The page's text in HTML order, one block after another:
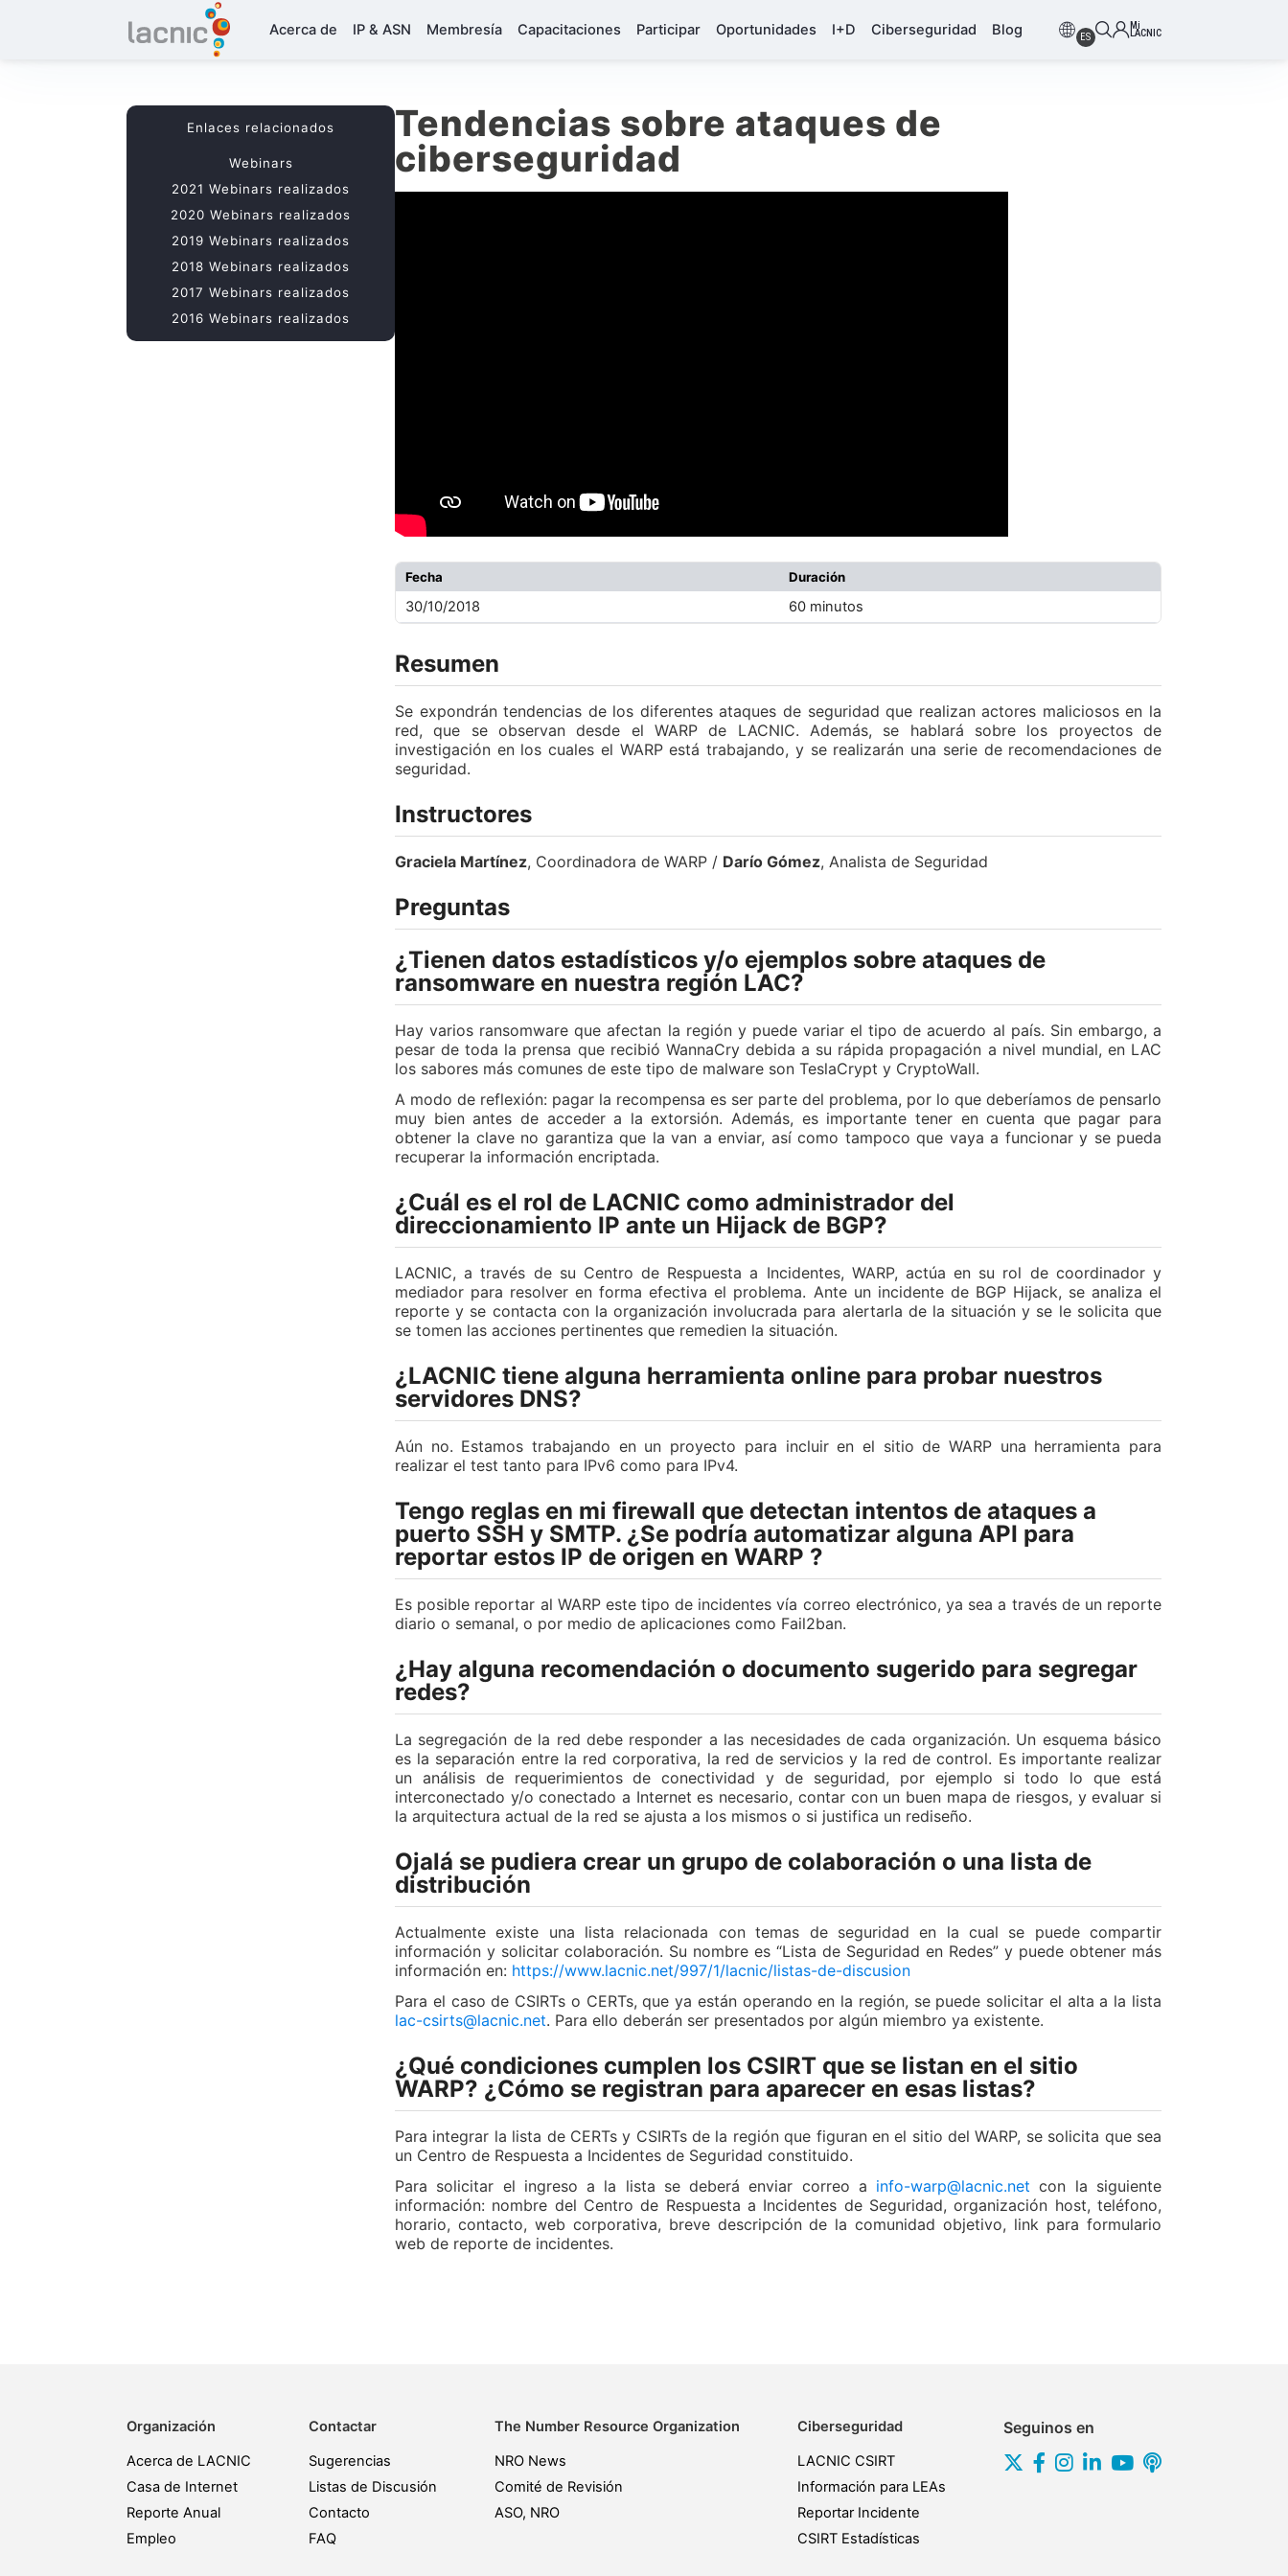
Acerca de IP & ASN Membresía Capacitaciones Participar Oportunidades I+D Ciberseguridad Blog ES
Mi
LACNIC
Tendencias sobre ataques de
ciberseguridad
Fecha Duración
30/10/2018 60 minutos
Resumen
Se expondrán tendencias de los diferentes ataques de seguridad que realizan actores maliciosos en la
red, que se observan desde el WARP de LACNIC. Además, se hablará sobre los proyectos de
investigación en los cuales el WARP está trabajando, y se realizarán una serie de recomendaciones de
seguridad.
Instructores
Graciela Martínez, Coordinadora de WARP / Darío Gómez, Analista de Seguridad
Preguntas
¿Tienen datos estadísticos y/o ejemplos sobre ataques de
ransomware en nuestra región LAC?
Hay varios ransomware que afectan la región y puede variar el tipo de acuerdo al país. Sin embargo, a
pesar de toda la prensa que recibió WannaCry debida a su rápida propagación a nivel mundial, en LAC
los sabores más comunes de este tipo de malware son TeslaCrypt y CryptoWall.
A modo de reflexión: pagar la recompensa es ser parte del problema, por lo que deberíamos de pensarlo
muy bien antes de acceder a la extorsión. Además, es importante tener en cuenta que pagar para
obtener la clave no garantiza que la van a enviar, así como tampoco que vaya a funcionar y se pueda
recuperar la información encriptada.
¿Cuál es el rol de LACNIC como administrador del
direccionamiento IP ante un Hijack de BGP?
LACNIC, a través de su Centro de Respuesta a Incidentes, WARP, actúa en su rol de coordinador y
mediador para resolver en forma efectiva el problema. Ante un incidente de BGP Hijack, se analiza el
reporte y se contacta con la organización involucrada para alertarla de la situación y se le solicita que
se tomen las acciones pertinentes que remedien la situación.
¿LACNIC tiene alguna herramienta online para probar nuestros
servidores DNS?
Aún no. Estamos trabajando en un proyecto para incluir en el sitio de WARP una herramienta para
realizar el test tanto para IPv6 como para IPv4.
Tengo reglas en mi firewall que detectan intentos de ataques a
puerto SSH y SMTP. ¿Se podría automatizar alguna API para
reportar estos IP de origen en WARP ?
Es posible reportar al WARP este tipo de incidentes vía correo electrónico, ya sea a través de un reporte
diario o semanal, o por medio de aplicaciones como Fail2ban.
¿Hay alguna recomendación o documento sugerido para segregar
redes?
La segregación de la red debe responder a las necesidades de cada organización. Un esquema básico
es la separación entre la red corporativa, la red de servicios y la red de control. Es importante realizar
un análisis de requerimientos de conectividad y de seguridad, por ejemplo si todo lo que está
interconectado y/o conectado a Internet es necesario, contar con un buen mapa de riesgos, y evaluar si
la arquitectura actual de la red se ajusta a los mismos o si justifica un rediseño.
Ojalá se pudiera crear un grupo de colaboración o una lista de
distribución
Actualmente existe una lista relacionada con temas de seguridad en la cual se puede compartir
información y solicitar colaboración. Su nombre es “Lista de Seguridad en Redes” y puede obtener más
información en: https://www.lacnic.net/997/1/lacnic/listas-de-discusion
Para el caso de CSIRTs o CERTs, que ya están operando en la región, se puede solicitar el alta a la lista
lac-csirts@lacnic.net. Para ello deberán ser presentados por algún miembro ya existente.
¿Qué condiciones cumplen los CSIRT que se listan en el sitio
WARP? ¿Cómo se registran para aparecer en esas listas?
Para integrar la lista de CERTs y CSIRTs de la región que figuran en el sitio del WARP, se solicita que sea
un Centro de Respuesta a Incidentes de Seguridad constituido.
Para solicitar el ingreso a la lista se deberá enviar correo a info-warp@lacnic.net con la siguiente
información: nombre del Centro de Respuesta a Incidentes de Seguridad, organización host, teléfono,
horario, contacto, web corporativa, breve descripción de la comunidad objetivo, link para formulario
web de reporte de incidentes.
Enlaces relacionados
Webinars
2021 Webinars realizados
2020 Webinars realizados
2019 Webinars realizados
2018 Webinars realizados
2017 Webinars realizados
2016 Webinars realizados
Organización
Acerca de LACNIC
Casa de Internet
Reporte Anual
Empleo
Contactar
Sugerencias
Listas de Discusión
Contacto
FAQ
The Number Resource Organization
NRO News
Comité de Revisión
ASO, NRO
Ciberseguridad
LACNIC CSIRT
Información para LEAs
Reportar Incidente
CSIRT Estadísticas
Seguinos en